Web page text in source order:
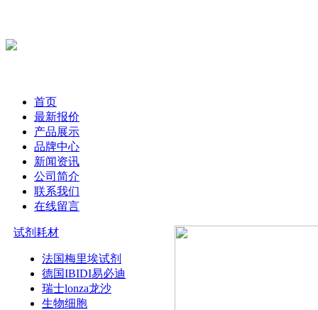
首页
最新报价
产品展示
品牌中心
新闻资讯
公司简介
联系我们
在线留言
试剂耗材
法国梅里埃试剂
德国IBIDI易必迪
瑞士lonza龙沙
生物细胞